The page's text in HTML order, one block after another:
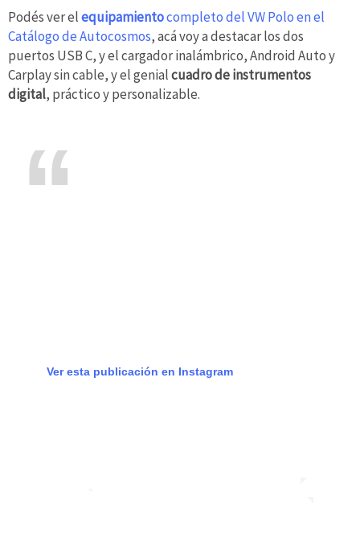
Podés ver elequipamientocompleto del VW Polo en el
Catálogo de Autocosmos, acá voy a destacar los dos
puertos USB C, y el cargador inalámbrico, Android Auto y
Carplay sin cable, y el genialcuadro de instrumentos
digital, práctico y personalizable.
Ver esta publicación en Instagram